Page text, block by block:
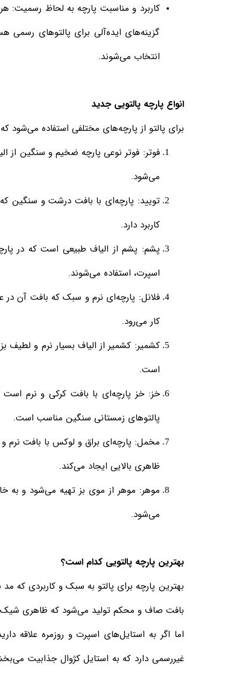
کاربرد و مناسبت پارچه به لحاظ رسمیت:
گزینه‌های ایده‌آلی برای پالتوهای رسمی
انتخاب می‌شوند.
انواع پارچه پالتویی جدید
برای پالتو از پارچه‌های مختلفی استفاده می‌شود
فوتر: فوتر نوعی پارچه ضخیم و سنگین از
می‌شود.
تویید: پارچه‌ای با بافت درشت و سنگین
کاربرد دارد.
پشم: پشم از الیاف طبیعی است که در
اسپرت، استفاده می‌شوند.
فلانل: پارچه‌ای نرم و سبک که بافت آن در
کار می‌رود.
کشمیر: کشمیر از الیاف بسیار نرم و
است.
خز:خز پارچه‌ای با بافت کرکی و نرم است
پالتوهای زمستانی سنگین مناسب است.
مخمل: پارچه‌ای براق و لوکس با بافت
ظاهری بالایی ایجاد می‌کند.
موهر: موهر از موی بز تهیه می‌شود و به
می‌شود.
بهترین پارچه‌ پالتویی کدام است؟
بهترین پارچه برای پالتو به سبک و کاربردی که
بافت صاف و محکم تولید می‌شود که ظاهری شیک
اما اگر به استایل‌های اسپرت و روزمره
غیررسمی دارد که به استایل کژوال جذابیت